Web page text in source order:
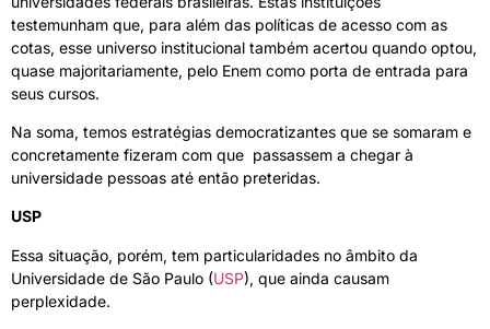
testemunham que, para além das políticas de acesso com as
cotas, esse universo institucional também acertou quando optou,
quase majoritariamente, pelo Enem como porta de entrada para
seus cursos.
Na soma, temos estratégias democratizantes que se somaram e
concretamente fizeram com que passassem a chegar à
universidade pessoas até então preteridas.
USP
Essa situação, porém, tem particularidades no âmbito da
Universidade de São Paulo (USP), que ainda causam
perplexidade.